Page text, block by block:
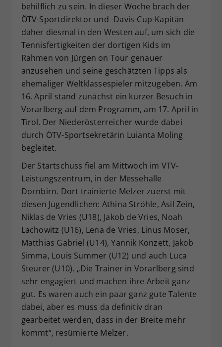
behilflich zu sein. In dieser Woche brach der
ÖTV-Sportdirektor und -Davis-Cup-Kapitän
daher diesmal in den Westen auf, um sich die
Tennisfertigkeiten der dortigen Kids im
Rahmen von Jürgen on Tour genauer
anzusehen und seine geschätzten Tipps als
ehemaliger Weltklassespieler mitzugeben. Am
16. April stand zunächst ein kurzer Besuch in
Vorarlberg auf dem Programm, am 17. April in
Tirol. Der Niederösterreicher wurde dabei
durch ÖTV-Sportsekretärin Luianta Moling
begleitet.
Der Startschuss fiel am Mittwoch im VTV-
Leistungszentrum, in der Messehalle
Dornbirn. Dort trainierte Melzer zuerst mit
diesen Jugendlichen: Athina Ströhle, Asil Zein,
Niklas de Vries (U18), Jakob de Vries, Noah
Lachowitz (U16), Lena de Vries, Linus Moser,
Matthias Gabriel (U14), Yannik Konzett, Jakob
Simma, Louis Summer (U12) und auch Luca
Steurer (U10). „Die Trainer in Vorarlberg sind
sehr engagiert und machen ihre Arbeit ganz
gut. Es waren auch ein paar ganz gute Talente
dabei, aber es muss da definitiv dran
gearbeitet werden, dass in der Breite mehr
kommt“, resümierte Melzer.
Zweck
Dieser Wert speichert Ihre Consent-
Einstellungen. Unter anderem eine
zufällig generierte ID, für die
historische Speicherung Ihrer
vorgenommen Einstellungen, falls der
Webseiten-Betreiber dies eingestellt